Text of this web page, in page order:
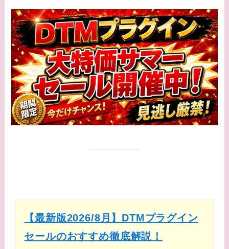
【最新版2026/8月】DTMプラグイン
セールのおすすめ徹底解説！